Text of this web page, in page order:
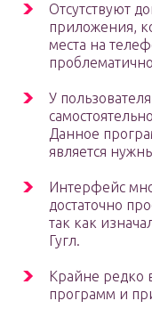
Отсутствуют
приложения,
места на
У
Данное
является
Интерфейс
достаточно
так как
Гугл.
Крайне редко
программ и